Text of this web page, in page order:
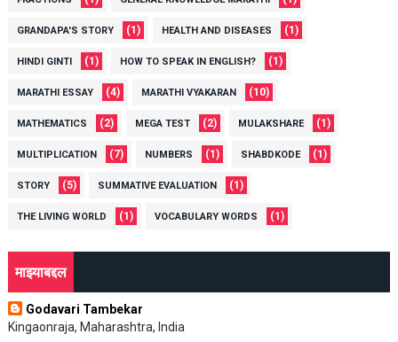
GRANDAPA'S STORY (1) HEALTH AND DISEASES (1)
HINDI GINTI (1) HOW TO SPEAK IN ENGLISH? (1)
MARATHI ESSAY (4) MARATHI VYAKARAN (10)
MATHEMATICS (2) MEGA TEST (2) MULAKSHARE (1)
MULTIPLICATION (7) NUMBERS (1) SHABDKODE (1)
STORY (5) SUMMATIVE EVALUATION (1)
THE LIVING WORLD (1) VOCABULARY WORDS (1)
माझ्याबद्दल
Godavari Tambekar
Kingaonraja, Maharashtra, India